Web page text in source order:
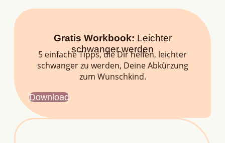
Gratis Workbook: Leichter
schwanger werden
5 einfache Tipps, die Dir helfen, leichter
schwanger zu werden, Deine Abkürzung
zum Wunschkind.
Download